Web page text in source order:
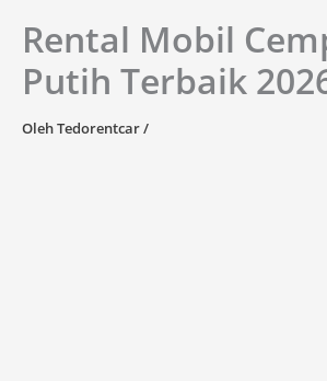
Rental Mobil
Putih Terbaik
OlehTedorentcar/